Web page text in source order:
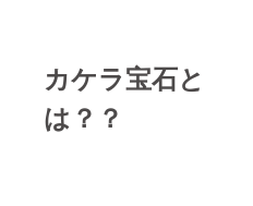
カケラ宝石と
は？？